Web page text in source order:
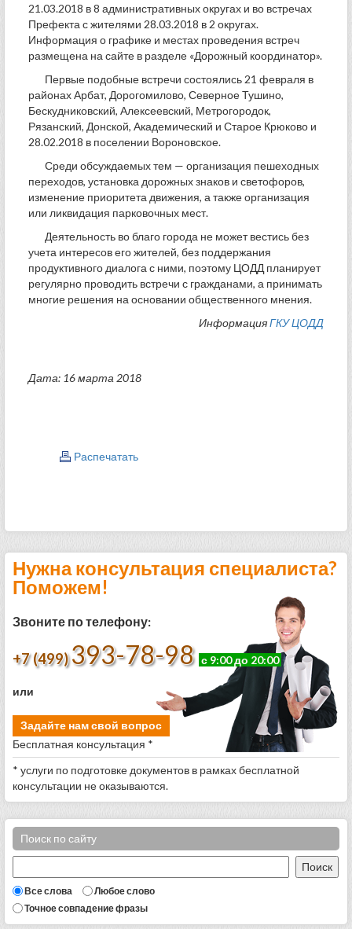
21.03.2018 в 8 административных округах и во встречах
Префекта с жителями 28.03.2018 в 2 округах.
Информация о графике и местах проведения встреч
размещена на сайте в разделе «Дорожный координатор».
Первые подобные встречи состоялись 21 февраля в
районах Арбат, Дорогомилово, Северное Тушино,
Бескудниковский, Алексеевский, Метрогородок,
Рязанский, Донской, Академический и Старое Крюково и
28.02.2018 в поселении Вороновское.
Среди обсуждаемых тем — организация пешеходных
переходов, установка дорожных знаков и светофоров,
изменение приоритета движения, а также организация
или ликвидация парковочных мест.
Деятельность во благо города не может вестись без
учета интересов его жителей, без поддержания
продуктивного диалога с ними, поэтому ЦОДД планирует
регулярно проводить встречи с гражданами, а принимать
многие решения на основании общественного мнения.
ИнформацияГКУ ЦОДД
Дата: 16 марта 2018
Распечатать
Нужна консультация специалиста?
Поможем!
Звоните по телефону:
+7 (499) 393-78-98 с 9:00 до 20:00
или
Задайте нам свой вопрос
Бесплатная консультация *
* услуги по подготовке документов в рамках бесплатной
консультации не оказываются.
Поиск по сайту
Все слова
Любое слово
Точное совпадение фразы